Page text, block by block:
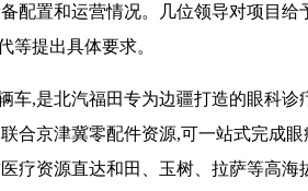
配置和运营情况。几位领导对项目给
等提出具体要求。
车,是北汽福田专为边疆打造的眼科诊
合京津冀零配件资源,可一站式完成
疗资源直达和田、玉树、拉萨等高海